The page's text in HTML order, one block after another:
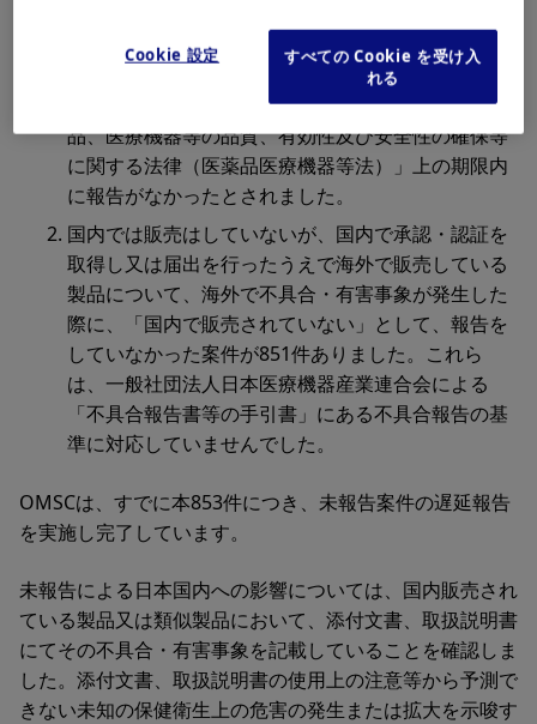
した際に国内ではすでに販売していなかったため、
「国内で販売されていない」として報告をしていな
かった案件が2件ありました。この2件は、「医薬
品、医療機器等の品質、有効性及び安全性の確保等
に関する法律（医薬品医療機器等法）」上の期限内
に報告がなかったとされました。
国内では販売はしていないが、国内で承認・認証を
取得し又は届出を行ったうえで海外で販売している
製品について、海外で不具合・有害事象が発生した
際に、「国内で販売されていない」として、報告を
していなかった案件が851件ありました。これら
は、一般社団法人日本医療機器産業連合会による
「不具合報告書等の手引書」にある不具合報告の基
準に対応していませんでした。
OMSCは、すでに本853件につき、未報告案件の遅延報告
を実施し完了しています。
未報告による日本国内への影響については、国内販売され
ている製品又は類似製品において、添付文書、取扱説明書
にてその不具合・有害事象を記載していることを確認しま
した。添付文書、取扱説明書の使用上の注意等から予測で
きない未知の保健衛生上の危害の発生または拡大を示唆す
Cookie 設定
すべての Cookie を受け入
れる